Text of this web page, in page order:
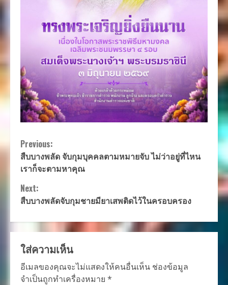
Continue
Reading
Previous:
สืบบางพลัด จับกุมบุคคลตามหมายจับ ไม่ว่าอยู่ที่ไหน
เราก็จะตามหาคุณ
Next:
สืบบางพลัดจับกุมชายมียาเสพติดไว้ในครอบครอง
ใส่ความเห็น
อีเมลของคุณจะไม่แสดงให้คนอื่นเห็น ช่องข้อมูล
จำเป็นถูกทำเครื่องหมาย *